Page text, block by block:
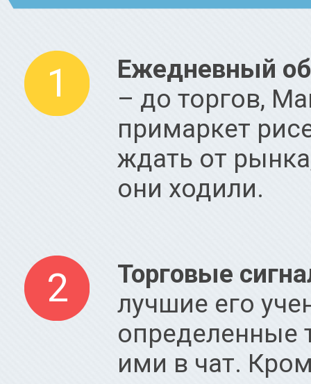
1
Ежедневный
– до торгов,
примаркет
ждать от
они ходили.
2
Торговые
лучшие его
определенные
ими в чат.